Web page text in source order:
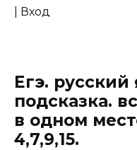
Вход
Егэ.
подсказка.
в одном
4,7,9,15.